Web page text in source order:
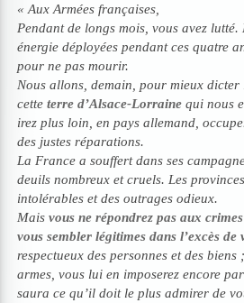
« Aux Armées françaises,
Pendant de longs mois, vous avez
énergie déployées pendant ces quatre
pour ne pas mourir.
Nous allons, demain, pour mieux
cette terre d’Alsace-Lorrainequi nous
irez plus loin, en pays allemand,
des justes réparations.
La France a souffert dans ses
deuils nombreux et cruels. Les
intolérables et des outrages odieux.
Mais vous ne répondrez pas aux
vous sembler légitimes dans l’excès de
respectueux des personnes et des
armes, vous lui en imposerez encore
saura ce qu’il doit le plus admirer de